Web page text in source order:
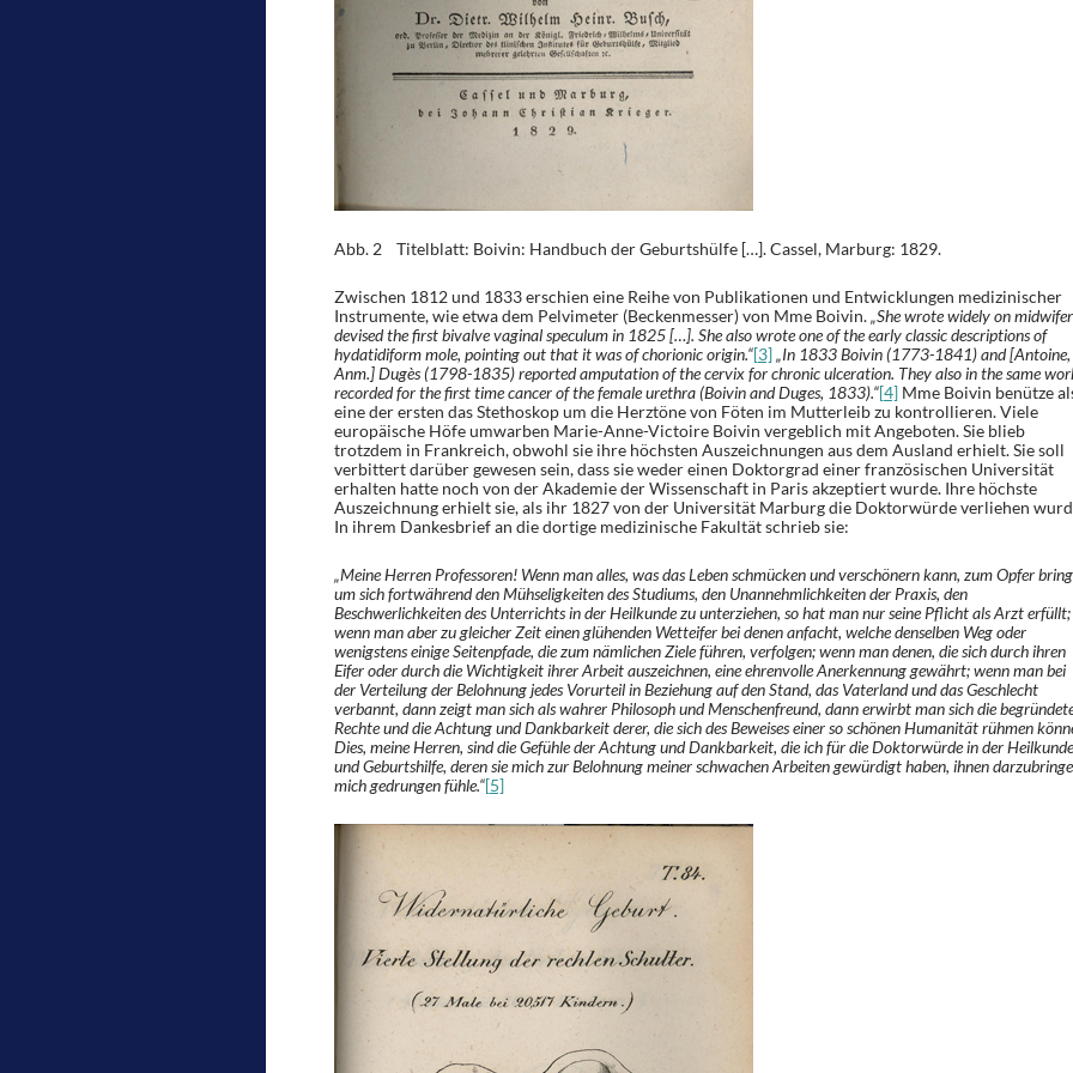
Abb. 2 Titelblatt: Boivin: Handbuch der Geburtshülfe […]. Cassel, Marburg: 1829.
Zwischen 1812 und 1833 erschien eine Reihe von Publikationen und Entwicklungen medizinischer
Instrumente, wie etwa dem Pelvimeter (Beckenmesser) von Mme Boivin.„She wrote widely on
devised the first bivalve vaginal speculum in 1825 […]. She also wrote one of the early classic descriptions of
hydatidiform mole, pointing out that it was of chorionic origin.“[3] „In 1833 Boivin (1773-1841) and [Antoine,
Anm.] Dugès (1798-1835) reported amputation of the cervix for chronic ulceration. They also in the same
recorded for the first time cancer of the female urethra (Boivin and Duges, 1833).“[4]Mme Boivin benütze
eine der ersten das Stethoskop um die Herztöne von Föten im Mutterleib zu kontrollieren. Viele
europäische Höfe umwarben Marie-Anne-Victoire Boivin vergeblich mit Angeboten. Sie blieb
trotzdem in Frankreich, obwohl sie ihre höchsten Auszeichnungen aus dem Ausland erhielt. Sie soll
verbittert darüber gewesen sein, dass sie weder einen Doktorgrad einer französischen Universität
erhalten hatte noch von der Akademie der Wissenschaft in Paris akzeptiert wurde. Ihre höchste
Auszeichnung erhielt sie, als ihr 1827 von der Universität Marburg die Doktorwürde verliehen
In ihrem Dankesbrief an die dortige medizinische Fakultät schrieb sie:
„Meine Herren Professoren! Wenn man alles, was das Leben schmücken und verschönern kann, zum Opfer
um sich fortwährend den Mühseligkeiten des Studiums, den Unannehmlichkeiten der Praxis, den
Beschwerlichkeiten des Unterrichts in der Heilkunde zu unterziehen, so hat man nur seine Pflicht als Arzt erfüllt;
wenn man aber zu gleicher Zeit einen glühenden Wetteifer bei denen anfacht, welche denselben Weg oder
wenigstens einige Seitenpfade, die zum nämlichen Ziele führen, verfolgen; wenn man denen, die sich durch ihren
Eifer oder durch die Wichtigkeit ihrer Arbeit auszeichnen, eine ehrenvolle Anerkennung gewährt; wenn man bei
der Verteilung der Belohnung jedes Vorurteil in Beziehung auf den Stand, das Vaterland und das Geschlecht
verbannt, dann zeigt man sich als wahrer Philosoph und Menschenfreund, dann erwirbt man sich die
Rechte und die Achtung und Dankbarkeit derer, die sich des Beweises einer so schönen Humanität rühmen
Dies, meine Herren, sind die Gefühle der Achtung und Dankbarkeit, die ich für die Doktorwürde in der Heilkunde
und Geburtshilfe, deren sie mich zur Belohnung meiner schwachen Arbeiten gewürdigt haben, ihnen
mich gedrungen fühle.“[5]